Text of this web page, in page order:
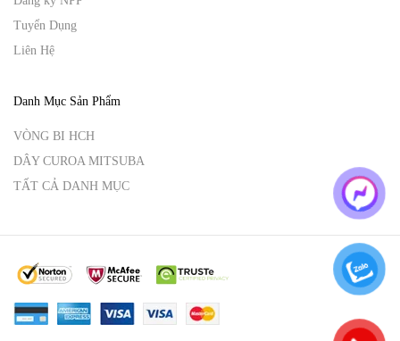
Tuyển Dụng
Liên Hệ
Danh Mục Sản Phẩm
VÒNG BI HCH
DÂY CUROA MITSUBA
TẤT CẢ DANH MỤC